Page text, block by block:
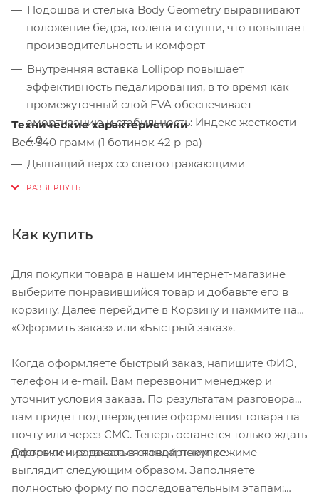
Подошва и стелька Body Geometry выравнивают
положение бедра, колена и ступни, что повышает
производительность и комфорт
Внутренняя вставка Lollipop повышает
эффективность педалирования, в то время как
промежуточный слой EVA обеспечивает
амортизацию и стабильность: Индекс жесткости
4.0
Дышащий верх со светоотражающими
Эластичная застежка Lacelock для надежной
Резиновая защита шипов может быть обрезана
под любой размер шипов и совместима с
любыми 2 болтовыми SPD шипами и МТБ
Технические характеристики
Вес: 340 грамм (1 ботинок 42 р-ра)
Как купить
Для покупки товара в нашем интернет-магазине
выберите понравившийся товар и добавьте его в
корзину. Далее перейдите в Корзину и нажмите на
«Оформить заказ» или «Быстрый заказ».
Когда оформляете быстрый заказ, напишите ФИО,
телефон и e-mail. Вам перезвонит менеджер и
уточнит условия заказа. По результатам разговора
вам придет подтверждение оформления товара на
почту или через СМС. Теперь останется только ждать
доставки и радоваться новой покупке.
Оформление заказа в стандартном режиме
выглядит следующим образом. Заполняете
полностью форму по последовательным этапам: